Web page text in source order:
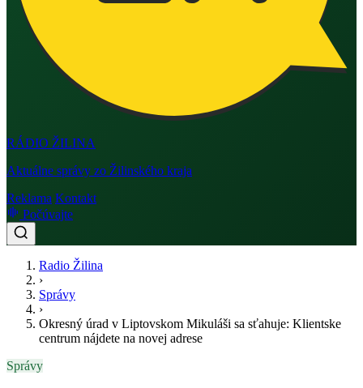
RÁDIO ŽILINA
Aktuálne správy zo Žilinského kraja
Reklama Kontakt
Počúvajte
Radio Žilina
›
Správy
›
Okresný úrad v Liptovskom Mikuláši sa sťahuje: Klientske
centrum nájdete na novej adrese
Správy